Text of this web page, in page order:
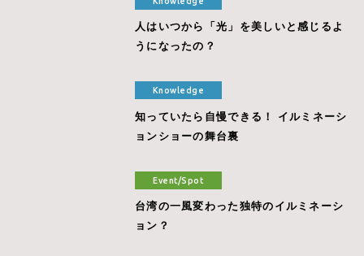
人はいつから「光」を美しいと感じるよ
うになったの？
Knowledge
知っていたら自慢できる！ イルミネーシ
ョンショーの舞台裏
Event/Spot
台湾の一風変わった独特のイルミネーシ
ョン？